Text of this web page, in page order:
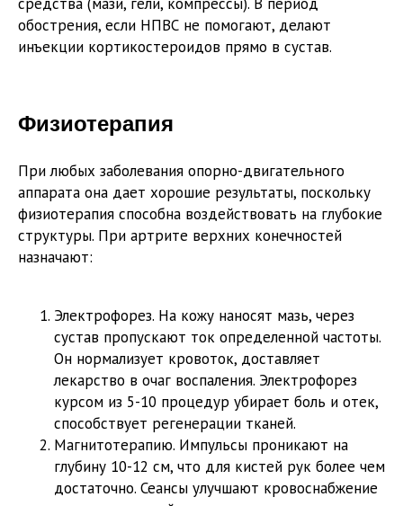
обострения, если НПВС не помогают, делают
инъекции кортикостероидов прямо в сустав.
Физиотерапия
При любых заболевания опорно-двигательного
аппарата она дает хорошие результаты, поскольку
физиотерапия способна воздействовать на глубокие
структуры. При артрите верхних конечностей
назначают:
Электрофорез. На кожу наносят мазь, через
сустав пропускают ток определенной частоты.
Он нормализует кровоток, доставляет
лекарство в очаг воспаления. Электрофорез
курсом из 5-10 процедур убирает боль и отек,
способствует регенерации тканей.
Магнитотерапию. Импульсы проникают на
глубину 10-12 см, что для кистей рук более чем
достаточно. Сеансы улучшают кровоснабжение